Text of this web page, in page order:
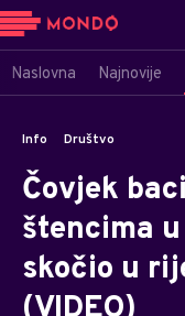
Naslovna Najnovije
Info Društvo
Čovjek
štencima
skočio u